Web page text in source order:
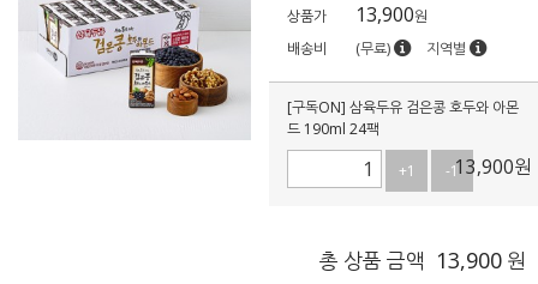
상품가 13,900원
배송비
(무료) 지역별
[구독ON] 삼육두유 검은콩 호두와 아몬
드 190ml 24팩
+1 -113,900원
총 상품 금액 13,900 원